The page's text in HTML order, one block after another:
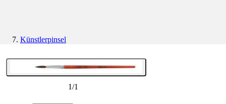
Künstlerpinsel
1/1